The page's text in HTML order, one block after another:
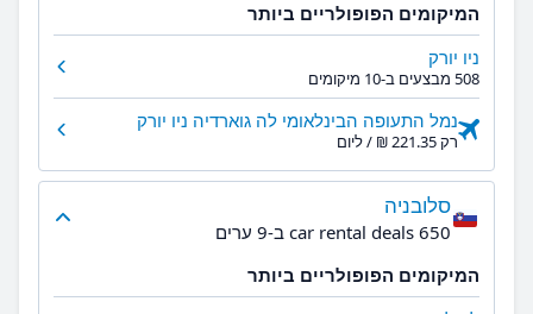
המיקומים הפופולריים ביותר
ניו יורק
508 מבצעים ב-10 מיקומים
נמל התעופה הבינלאומי לה גוארדיה ניו יורק
רק ‏221.35 ‏₪ / ליום
סלובניה
650 car rental deals ב-9 ערים
המיקומים הפופולריים ביותר